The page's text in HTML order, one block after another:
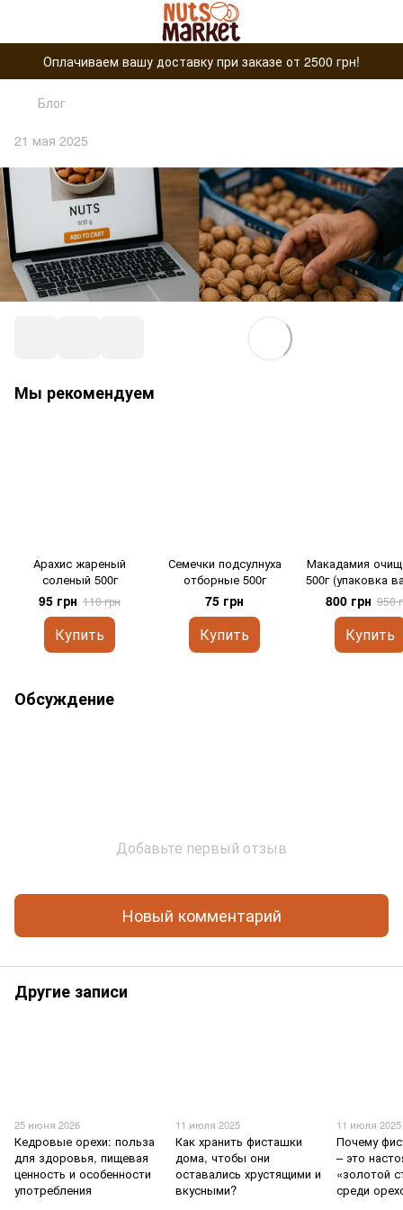
Оплачиваем вашу доставку при заказе от 2500 грн!
Блог
21 мая 2025
Мы рекомендуем
Арахис жареный
соленый 500г
95 грн 110 грн
Купить
Семечки подсулнуха
отборные 500г
75 грн
Купить
Макадамия
500г (упаковка
800 грн 950
Купить
Обсуждение
Добавьте первый отзыв
Новый комментарий
Другие записи
25 июня 2026
Кедровые орехи: польза
для здоровья, пищевая
ценность и особенности
употребления
11 июля 2025
Как хранить фисташки
дома, чтобы они
оставались хрустящими и
вкусными?
11 июля 2025
Почему
– это
«золотой
среди